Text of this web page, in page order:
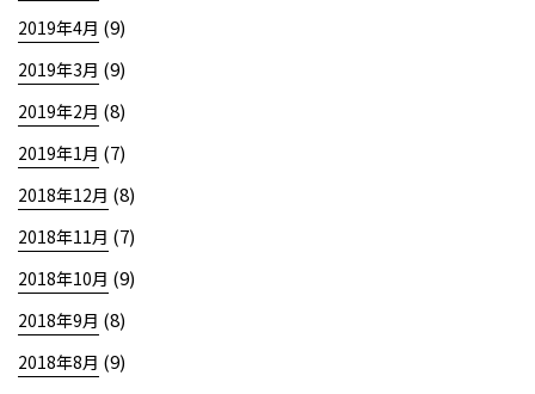
2019年4月 (9)
2019年3月 (9)
2019年2月 (8)
2019年1月 (7)
2018年12月 (8)
2018年11月 (7)
2018年10月 (9)
2018年9月 (8)
2018年8月 (9)